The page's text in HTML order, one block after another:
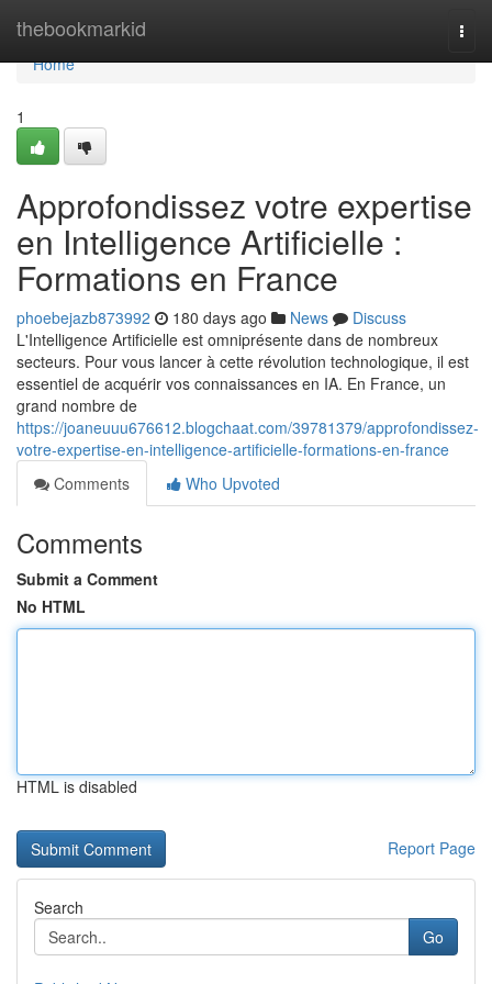
thebookmarkid
Home
Home
1
Approfondissez votre expertise
en Intelligence Artificielle :
Formations en France
phoebejazb873992 180 days ago News
Discuss
L'Intelligence Artificielle est omniprésente dans de nombreux
secteurs. Pour vous lancer à cette révolution technologique, il est
essentiel de acquérir vos connaissances en IA. En France, un
grand nombre de
https://joaneuuu676612.blogchaat.com/39781379/approfondissez-
votre-expertise-en-intelligence-artificielle-formations-en-france
Comments
Who Upvoted
Comments
Submit a Comment
No HTML
HTML is disabled
Report Page
Search
Go